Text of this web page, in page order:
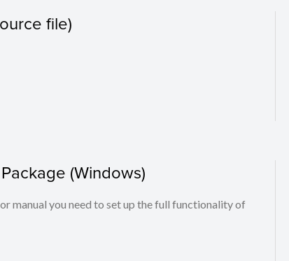
file)
(Windows)
manual you need to set up the full functionality of